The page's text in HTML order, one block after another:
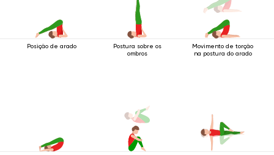
Posição de arado
Postura sobre os
ombros
Movimento de torção
na postura do arado